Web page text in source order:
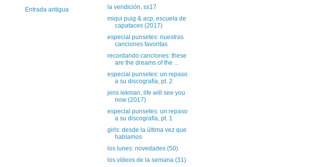
Entrada antigua
la vendición, ss17
miqui puig & acp, escuela de
capataces (2017)
especial punsetes: nuestras
canciones favoritas
recordando canciones: these
are the dreams of the ...
especial punsetes: un repaso
a su discografía, pt. 2
jens lekman, life will see you
now (2017)
especial punsetes: un repaso
a su discografía, pt. 1
girls: desde la última vez que
hablamos
los lunes: novedades (50)
los vídeos de la semana (31)